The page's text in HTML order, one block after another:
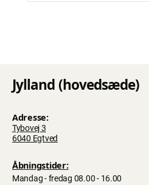
Jylland (hovedsæde)
Adresse:
Tybovej 3
6040 Egtved
Åbningstider:
Mandag - fredag 08.00 - 16.00